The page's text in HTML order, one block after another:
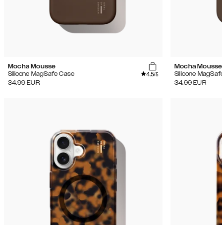
Mocha Mousse
Silicone MagSafe Case
4.5/5
34.99 EUR
Mocha Mousse
Silicone
34.99 EUR